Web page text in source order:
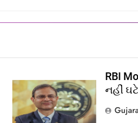
RBI
નહીં ઘટે